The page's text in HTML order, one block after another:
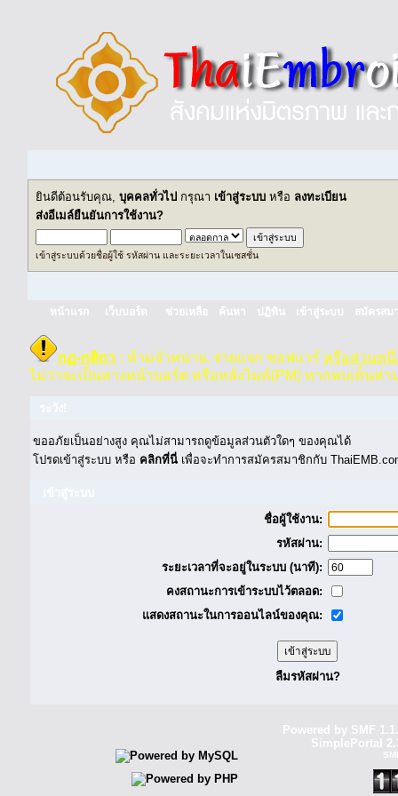
ยินดีต้อนรับคุณ, บุคคลทั่วไป กรุณา เข้าสู่ระบบ หรือ ลงทะเบียน
ส่งอีเมล์ยืนยันการใช้งาน?
เข้าสู่ระบบด้วยชื่อผู้ใช้ รหัสผ่าน และระยะเวลาในเซสชั่น
หน้าแรก เว็บบอร์ด ช่วยเหลือ ค้นหา ปฏิทิน เข้าสู่ระบบ สมัครสม
กฏ-กติกา : ห้ามจำหน่าย, จ่ายแจก ซอฟแวร์ หรือส่วนหนึ่
ไม่ว่าจะเป็นทางหน้าบอร์ด หรือหลังไมค์(PM) หากพบเห็นท่า
ขออภัยเป็นอย่างสูง คุณไม่สามารถดูข้อมูลส่วนตัวใดๆ ของคุณได้
โปรดเข้าสู่ระบบ หรือ คลิกที่นี่ เพื่อจะทำการสมัครสมาชิกกับ
ชื่อผู้ใช้งาน:
รหัสผ่าน:
ระยะเวลาที่จะอยู่ในระบบ (นาที):
คงสถานะการเข้าระบบไว้ตลอด:
แสดงสถานะในการออนไลน์ของคุณ:
ลืมรหัสผ่าน?
Powered by SMF
SimplePortal